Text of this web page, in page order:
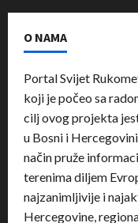
O NAMA
Portal Svijet
koji je počeo sa
cilj ovog projekta
u Bosni i
način pruže
terenima diljem
najzanimljivije i
Hercegovine,